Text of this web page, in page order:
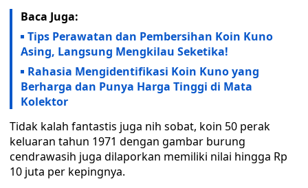
Baca Juga:
Tips Perawatan dan Pembersihan Koin Kuno
Asing, Langsung Mengkilau Seketika!
Rahasia Mengidentifikasi Koin Kuno yang
Berharga dan Punya Harga Tinggi di Mata
Kolektor
Tidak kalah fantastis juga nih sobat, koin 50 perak
keluaran tahun 1971 dengan gambar burung
cendrawasih juga dilaporkan memiliki nilai hingga Rp
10 juta per kepingnya.